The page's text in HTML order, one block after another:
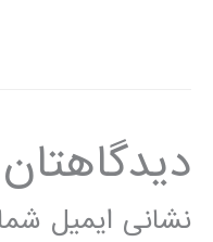
نشانی ایمیل